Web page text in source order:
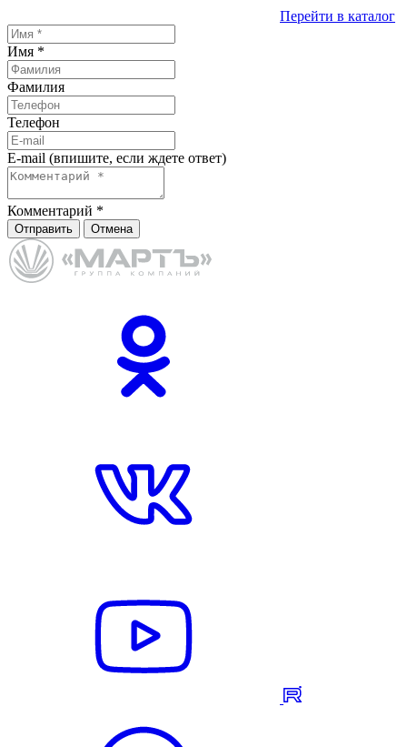
Перейти в каталог
Имя *
Фамилия
Телефон
E-mail (впишите, если ждете ответ)
Комментарий *
Отправить Отмена